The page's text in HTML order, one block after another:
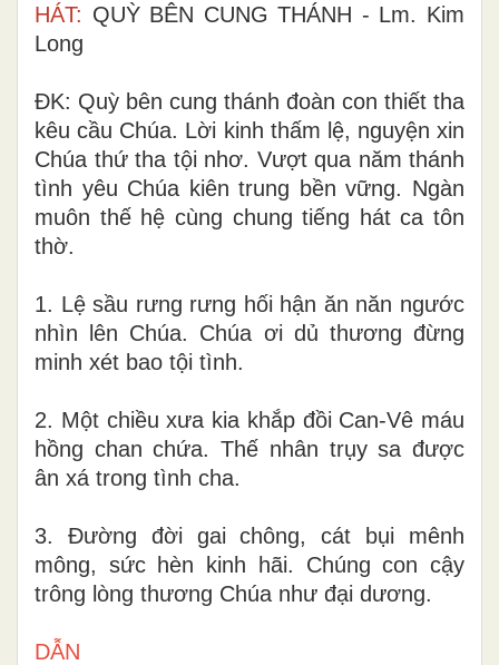
HÁT: QUỲ BÊN CUNG THÁNH - Lm. Kim
Long
ÐK: Quỳ bên cung thánh đoàn con thiết tha
kêu cầu Chúa. Lời kinh thấm lệ, nguyện xin
Chúa thứ tha tội nhơ. Vượt qua năm thánh
tình yêu Chúa kiên trung bền vững. Ngàn
muôn thế hệ cùng chung tiếng hát ca tôn
thờ.
1. Lệ sầu rưng rưng hối hận ăn năn ngước
nhìn lên Chúa. Chúa ơi dủ thương đừng
minh xét bao tội tình.
2. Một chiều xưa kia khắp đồi Can-Vê máu
hồng chan chứa. Thế nhân trụy sa được
ân xá trong tình cha.
3. Ðường đời gai chông, cát bụi mênh
mông, sức hèn kinh hãi. Chúng con cậy
trông lòng thương Chúa như đại dương.
DẪN